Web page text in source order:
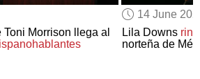
GIFT CARDS
OTHER LANGUAGES
ABOUT US
Morrison llega al
14 June
Lila Downs
norteña de